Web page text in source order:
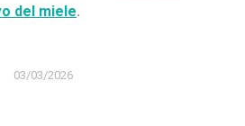
del miele.
03/03/2026